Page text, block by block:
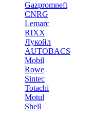
Gazpromneft
CNRG
Lemarc
RIXX
Лукойл
AUTOBACS
Mobil
Rowe
Sintec
Totachi
Motul
Shell